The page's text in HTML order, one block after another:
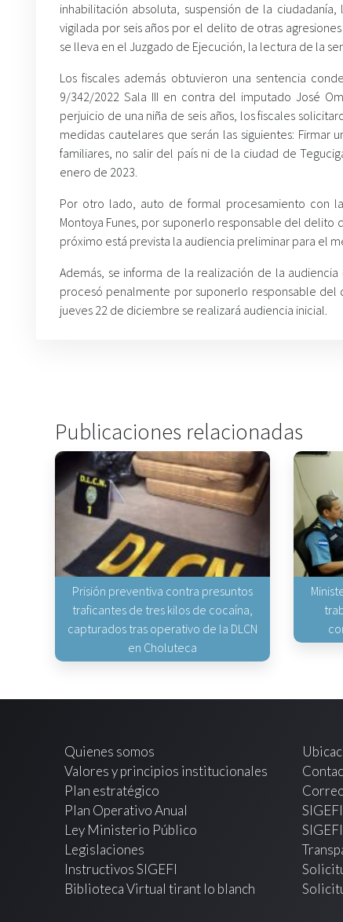
inhabilitación absoluta, suspensión de la
vigilada por seis años por el delito de otras
se lleva en el Juzgado de Ejecución, la lectura de la
Los fiscales además obtuvieron una sentencia
9/342/2022 Sala III en contra del imputado José
perjuicio de una niña de seis años, los fiscales
medidas cautelares que serán las siguientes:
familiares, no salir del país ni de la ciudad de
enero de 2023.
Por otro lado, auto de formal procesamiento con
Montoya Funes, por suponerlo responsable del
próximo está prevista la audiencia preliminar para el
Además, se informa de la realización de la
procesó penalmente por suponerlo responsable
jueves 22 de diciembre se realizará audiencia inicial.
Publicaciones relacionadas
Prisión preventiva contra presuntos
traficantes de tres kilos de cocaína,
capturados tras operativo de la DLCN
en Choluteca
Quienes somos
Valores y principios institucionales
Plan estratégico
Plan Operativo Anual
Ley Ministerio Público
Legislaciones
Instructivos SIGEFI
Biblioteca Virtual tirant lo blanch
SIGEFI